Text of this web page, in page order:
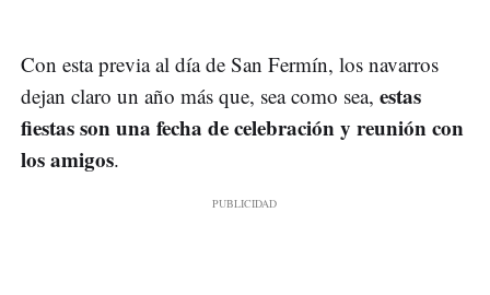
Con esta previa al día de San Fermín, los navarros
dejan claro un año más que, sea como sea, estas
fiestas son una fecha de celebración y reunión con
los amigos.